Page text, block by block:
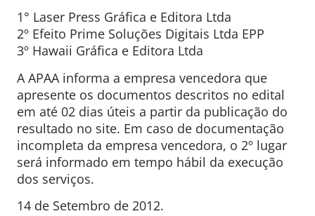
1° Laser Press Gráfica e Editora Ltda
2º Efeito Prime Soluções Digitais Ltda EPP
3º Hawaii Gráfica e Editora Ltda
A APAA informa a empresa vencedora que
apresente os documentos descritos no edital
em até 02 dias úteis a partir da publicação do
resultado no site. Em caso de documentação
incompleta da empresa vencedora, o 2º lugar
será informado em tempo hábil da execução
dos serviços.
14 de Setembro de 2012.